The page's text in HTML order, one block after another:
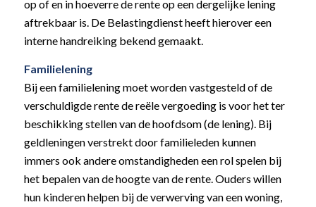
op of en in hoeverre de rente op een dergelijke lening
aftrekbaar is. De Belastingdienst heeft hierover een
interne handreiking bekend gemaakt.
Familielening
Bij een familielening moet worden vastgesteld of de
verschuldigde rente de reële vergoeding is voor het ter
beschikking stellen van de hoofdsom (de lening). Bij
geldleningen verstrekt door familieleden kunnen
immers ook andere omstandigheden een rol spelen bij
het bepalen van de hoogte van de rente. Ouders willen
hun kinderen helpen bij de verwerving van een woning,